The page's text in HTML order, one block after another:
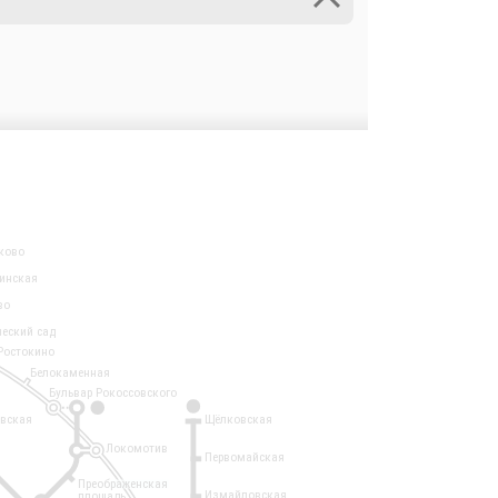
1
Локомотив
сад
Белокаменная
Щёлковская
Первомайская
Измайловская
Бульвар Рокоссовского
Преображенская